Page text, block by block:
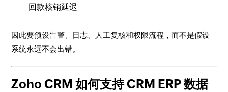
回款核销延迟
因此要预设告警、日志、人工复核和权限流程，而不是假设
系统永远不会出错。
Zoho CRM 如何支持 CRM ERP 数据